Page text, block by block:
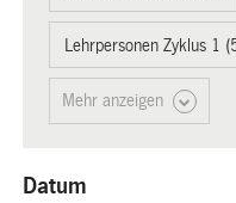
Lehrpersonen Zyklus 1
Mehr anzeigen
Datum